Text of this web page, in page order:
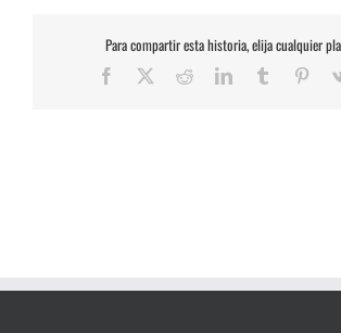
Para compartir esta historia, elija cualquier
Facebook RedditLinkedInTumblr